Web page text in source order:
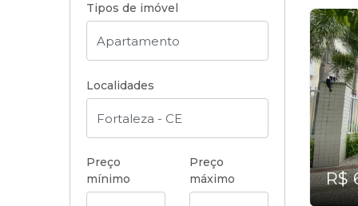
Tipos de imóvel
Localidades
Preço
mínimo
Preço
máximo
R$